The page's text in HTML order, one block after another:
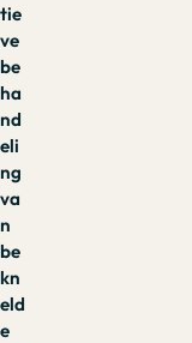
tie
ve
be
ha
nd
eli
ng
va
n
be
kn
eld
e